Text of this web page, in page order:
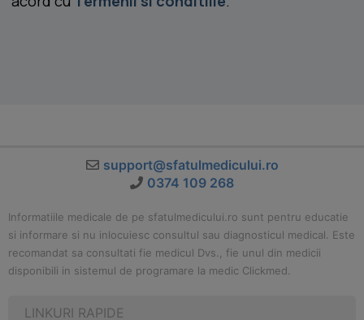
support@sfatulmedicului.ro
0374 109 268
Informatiile medicale de pe sfatulmedicului.ro sunt pentru educatie
si informare si nu inlocuiesc consultul sau diagnosticul medical. Este
recomandat sa consultati fie medicul Dvs., fie unul din medicii
disponibili in sistemul de programare la medic Clickmed.
LINKURI RAPIDE